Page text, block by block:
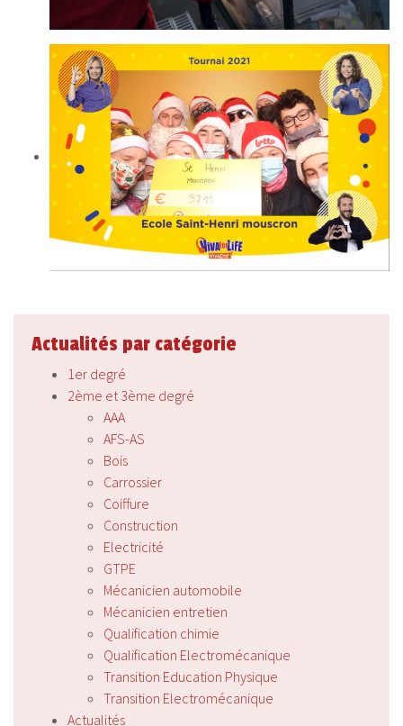
Actualités par catégorie
1er degré
2ème et 3ème degré
AAA
AFS-AS
Bois
Carrossier
Coiffure
Construction
Electricité
GTPE
Mécanicien automobile
Mécanicien entretien
Qualification chimie
Qualification Electromécanique
Transition Education Physique
Transition Electromécanique
Actualités